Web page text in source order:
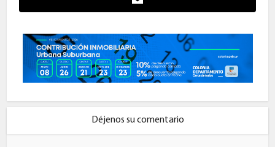
Déjenos su comentario